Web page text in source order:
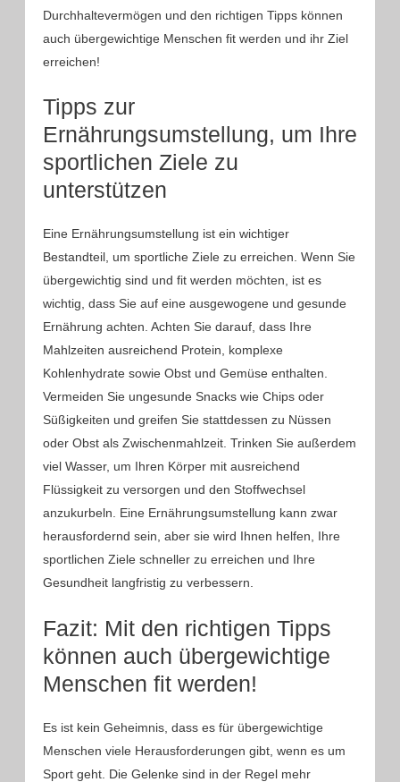
Durchhaltevermögen und den richtigen Tipps können
auch übergewichtige Menschen fit werden und ihr Ziel
erreichen!
Tipps zur
Ernährungsumstellung, um Ihre
sportlichen Ziele zu
unterstützen
Eine Ernährungsumstellung ist ein wichtiger
Bestandteil, um sportliche Ziele zu erreichen. Wenn Sie
übergewichtig sind und fit werden möchten, ist es
wichtig, dass Sie auf eine ausgewogene und gesunde
Ernährung achten. Achten Sie darauf, dass Ihre
Mahlzeiten ausreichend Protein, komplexe
Kohlenhydrate sowie Obst und Gemüse enthalten.
Vermeiden Sie ungesunde Snacks wie Chips oder
Süßigkeiten und greifen Sie stattdessen zu Nüssen
oder Obst als Zwischenmahlzeit. Trinken Sie außerdem
viel Wasser, um Ihren Körper mit ausreichend
Flüssigkeit zu versorgen und den Stoffwechsel
anzukurbeln. Eine Ernährungsumstellung kann zwar
herausfordernd sein, aber sie wird Ihnen helfen, Ihre
sportlichen Ziele schneller zu erreichen und Ihre
Gesundheit langfristig zu verbessern.
Fazit: Mit den richtigen Tipps
können auch übergewichtige
Menschen fit werden!
Es ist kein Geheimnis, dass es für übergewichtige
Menschen viele Herausforderungen gibt, wenn es um
Sport geht. Die Gelenke sind in der Regel mehr